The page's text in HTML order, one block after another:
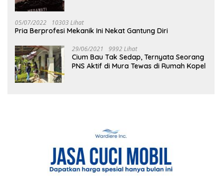
05/07/2022 10303 Lihat
Pria Berprofesi Mekanik Ini Nekat Gantung Diri
29/06/2021 9992 Lihat
Cium Bau Tak Sedap, Ternyata Seorang
PNS Aktif di Mura Tewas di Rumah Kopel